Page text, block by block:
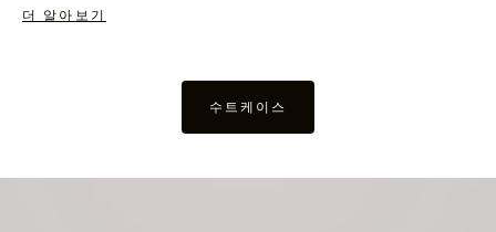
더 알아보기
수트케이스